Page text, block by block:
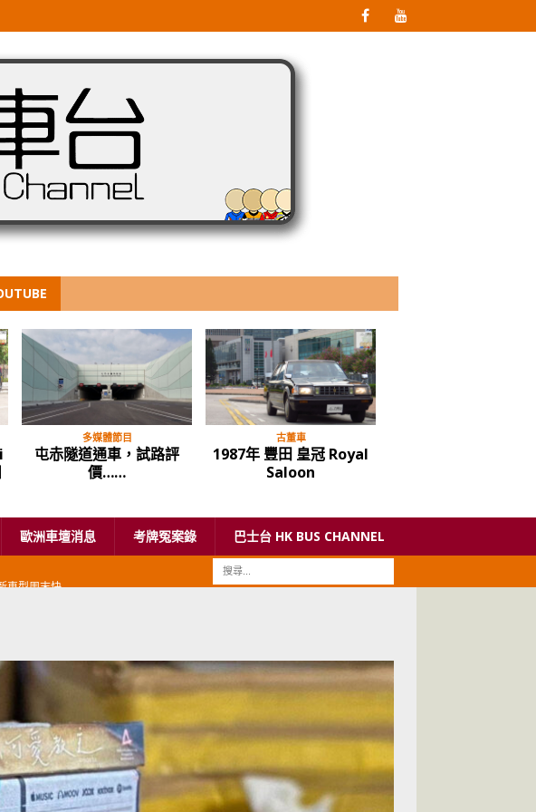
多媒體節目
屯赤隧道通車，試路評
價……
古董車
1987年 豐田 皇冠 Royal
Saloon
歐洲車壇消息 考牌冤案錄 巴士台 HK BUS CHANNEL
型周末快
交通評論
勁過謝拉特